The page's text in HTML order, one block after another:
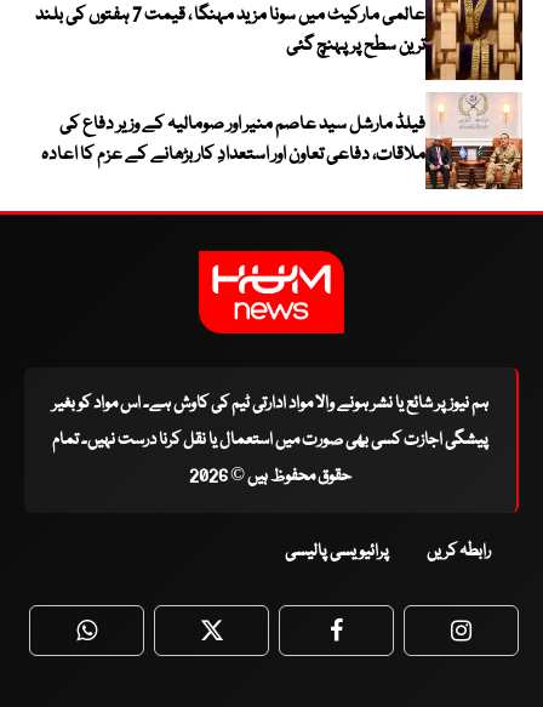
عالمی مارکیٹ میں سونا مزید مہنگا ، قیمت 7 ہفتوں کی بلند
ترین سطح پر پہنچ گئی
فیلڈ مارشل سید عاصم منیر اور صومالیہ کے وزیر دفاع کی
ملاقات، دفاعی تعاون اور استعدادِ کار بڑھانے کے عزم کا اعادہ
ہم نیوز پر شائع یا نشر ہونے والا مواد ادارتی ٹیم کی کاوش ہے۔ اس مواد کو بغیر
پیشگی اجازت کسی بھی صورت میں استعمال یا نقل کرنا درست نہیں۔ تمام
حقوق محفوظ ہیں © 2026
رابطہ کریں پرائیویسی پالیسی
WhatsApp Twitter Facebook